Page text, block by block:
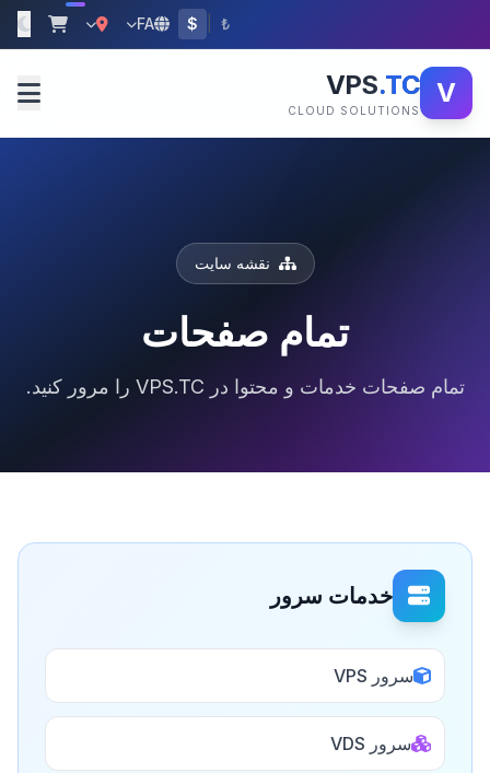
₺
$
FA
V
VPS.TC
CLOUD SOLUTIONS
نقشه سایت
تمام صفحات
تمام صفحات خدمات و محتوا در VPS.TC را مرور کنید.
خدمات سرور
سرور VPS
سرور VDS